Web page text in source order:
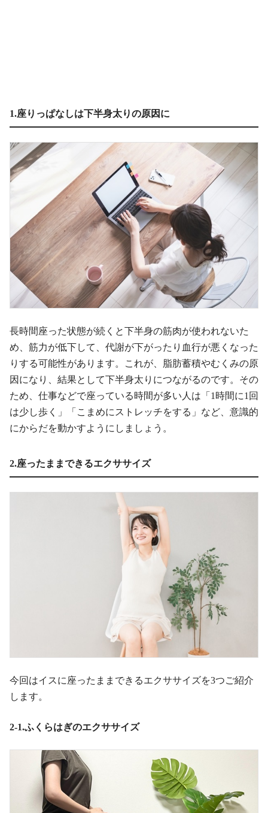
1.座りっぱなしは下半身太りの原因に
長時間座った状態が続くと下半身の筋肉が使われないた
め、筋力が低下して、代謝が下がったり血行が悪くなった
りする可能性があります。これが、脂肪蓄積やむくみの原
因になり、結果として下半身太りにつながるのです。その
ため、仕事などで座っている時間が多い人は「1時間に1回
は少し歩く」「こまめにストレッチをする」など、意識的
にからだを動かすようにしましょう。
2.座ったままできるエクササイズ
今回はイスに座ったままできるエクササイズを3つご紹介
します。
2-1.ふくらはぎのエクササイズ